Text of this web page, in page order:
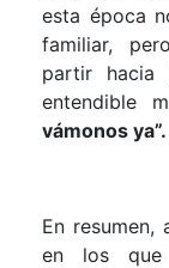
esta época
familiar,
partir hacia
entendible
vámonos ya”.
En resumen,
en los que